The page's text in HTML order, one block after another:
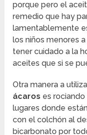
porque pero el
remedio que hay
lamentablemente
los niños menores
tener cuidado a la
aceites que si se
Otra manera a
ácaros es
lugares donde
con el colchón al
bicarbonato por